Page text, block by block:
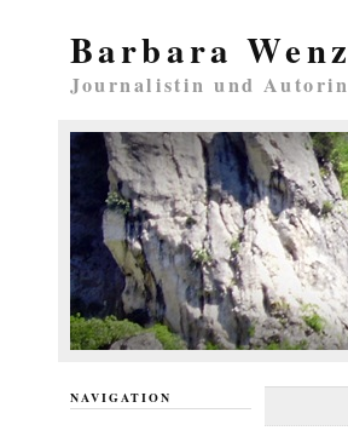
Barbara Wenz
Journalistin und Autorin
NAVIGATION